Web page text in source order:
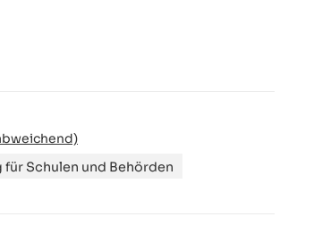
für Schulen und Behörden